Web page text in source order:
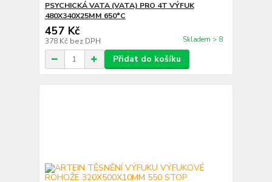
PSYCHICKÁ VATA (VATA) PRO 4T VÝFUK
480X340X25MM 650°C
457 Kč
378 Kč bez DPH Skladem > 8
Přidat do košíku